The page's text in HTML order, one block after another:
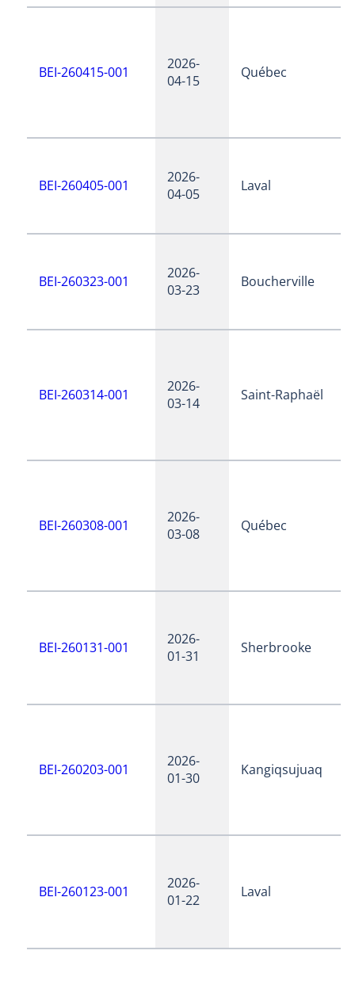
BEI-260415-001
2026-
04-15
Québec
BEI-260405-001
2026-
04-05
Laval
BEI-260323-001
2026-
03-23
Boucherville
BEI-260314-001
2026-
03-14
Saint-Raphaël
BEI-260308-001
2026-
03-08
Québec
BEI-260131-001
2026-
01-31
Sherbrooke
BEI-260203-001
2026-
01-30
Kangiqsujuaq
BEI-260123-001
2026-
01-22
Laval